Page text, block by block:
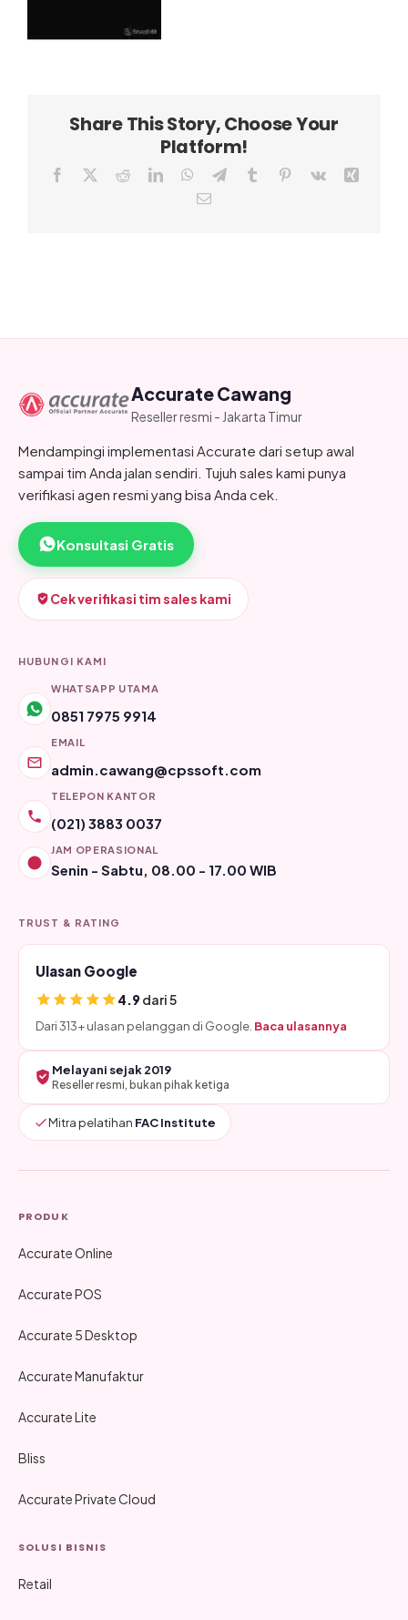
Share This Story, Choose Your
Platform!
Facebook RedditLinkedInWhatsApp
TelegramTumblr Pinterest
Vk
Email
Accurate Cawang
Reseller resmi - Jakarta Timur
Mendampingi implementasi Accurate dari setup awal
sampai tim Anda jalan sendiri. Tujuh sales kami punya
verifikasi agen resmi yang bisa Anda cek.
Konsultasi Gratis
Cek verifikasi tim sales kami
HUBUNGI KAMI
WHATSAPP UTAMA
0851 7975 9914
EMAIL
admin.cawang@cpssoft.com
TELEPON KANTOR
(021) 3883 0037
JAM OPERASIONAL
Senin - Sabtu, 08.00 - 17.00 WIB
TRUST & RATING
Ulasan Google
4.9dari 5
Dari 313+ ulasan pelanggan di Google. Baca ulasannya
Melayani sejak 2019
Reseller resmi, bukan pihak ketiga
Mitra pelatihan FAC Institute
PRODUK
Accurate Online
Accurate POS
Accurate 5 Desktop
Accurate Manufaktur
Accurate Lite
Bliss
Accurate Private Cloud
SOLUSI BISNIS
Retail